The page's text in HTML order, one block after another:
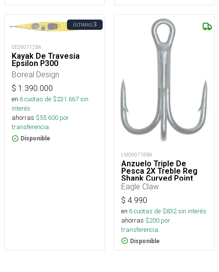
ÚLTIMAS3
OD290712BA
Kayak De Travesia
Epsilon P300
Boreal Design
$ 1.390.000
en 6cuotas de $231.667sin
interés
ahorras $55.600 por
transferencia.
Disponible
LM060718BA
Anzuelo Triple De
Pesca 2X Treble Reg
Shank Curved Point
Para Señuelos
Eagle Claw
$ 4.990
en 6cuotas de $832sin interés
ahorras $200 por
transferencia.
Disponible